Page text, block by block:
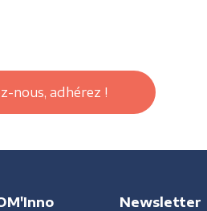
nous, adhérez !
Newsletter